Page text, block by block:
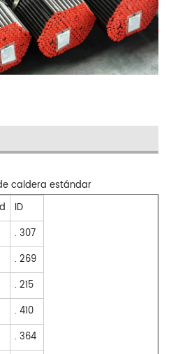
caldera estándar
ID
. 307
. 269
. 215
. 410
. 364